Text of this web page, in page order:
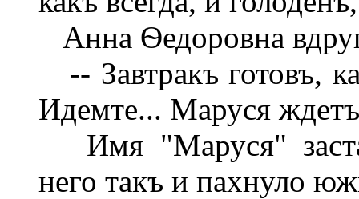
Анна Ѳедоровна
-- Завтракъ готовъ,
Идемте... Маруся
Имя "Маруся"
него такъ и пахнуло